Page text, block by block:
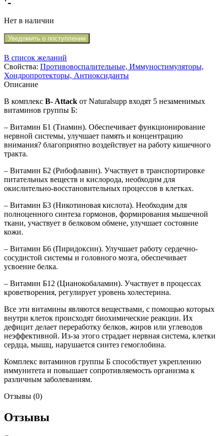
Нет в наличии
Уведомить о поступлении
В список желаний
Свойства: Противовоспалительные, Иммуностимуляторы,
Хондропротекторы, Антиоксиданты
Описание
В комплекс B- Attack от Naturalsupp входят 5 незаменимых
витаминов группы Б:
– Витамин Б1 (Тиамин). Обеспечивает функционирование
нервной системы, улучшает память и концентрацию
внимания? благоприятно воздействует на работу кишечного
тракта.
– Витамин Б2 (Рибофлавин). Участвует в транспортировке
питательных веществ и кислорода, необходим для
окислительно-восстановительных процессов в клетках.
– Витамин Б3 (Никотиновая кислота). Необходим для
полноценного синтеза гормонов, формирования мышечной
ткани, участвует в белковом обмене, улучшает состояние
кожи.
– Витамин Б6 (Пиридоксин). Улучшает работу сердечно-
сосудистой системы и головного мозга, обеспечивает
усвоение белка.
– Витамин Б12 (Цианокобаламин). Участвует в процессах
кроветворения, регулирует уровень холестерина.
Все эти витамины являются веществами, с помощью которых
внутри клеток происходят биохимические реакции. Их
дефицит делает переработку белков, жиров или углеводов
неэффективной. Из-за этого страдает нервная система, клетки
сердца, мышц, нарушается синтез гемоглобина.
Комплекс витаминов группы Б способствует укреплению
иммунитета и повышает сопротивляемость организма к
различным заболеваниям.
Отзывы (0)
Отзывы